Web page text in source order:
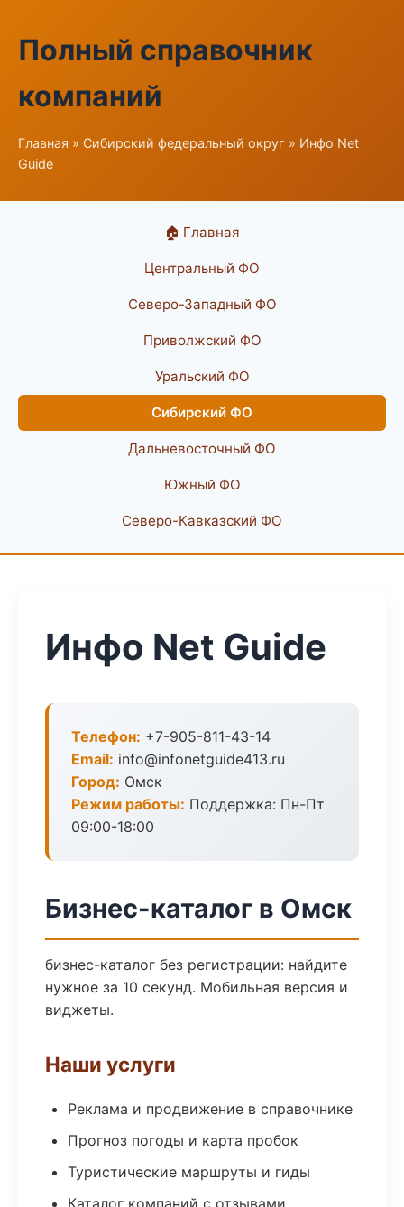
Полный справочник
компаний
Главная » Сибирский федеральный округ » Инфо Net
Guide
🏠 Главная
Центральный ФО
Северо-Западный ФО
Приволжский ФО
Уральский ФО
Сибирский ФО
Дальневосточный ФО
Южный ФО
Северо-Кавказский ФО
Инфо Net Guide
Телефон: +7-905-811-43-14
Email: info@infonetguide413.ru
Город: Омск
Режим работы: Поддержка: Пн-Пт
09:00-18:00
Бизнес-каталог в Омск
бизнес-каталог без регистрации: найдите
нужное за 10 секунд. Мобильная версия и
виджеты.
Наши услуги
Реклама и продвижение в справочнике
Прогноз погоды и карта пробок
Туристические маршруты и гиды
Каталог компаний с отзывами